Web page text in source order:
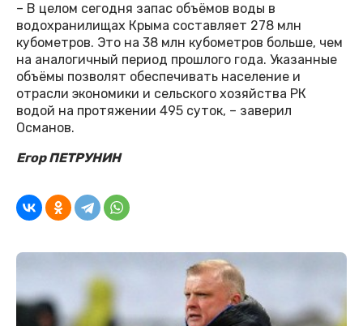
– В целом сегодня запас объёмов воды в
водохранилищах Крыма составляет 278 млн
кубометров. Это на 38 млн кубометров больше, чем
на аналогичный период прошлого года. Указанные
объёмы позволят обеспечивать население и
отрасли экономики и сельского хозяйства РК
водой на протяжении 495 суток, – заверил
Османов.
Егор ПЕТРУНИН